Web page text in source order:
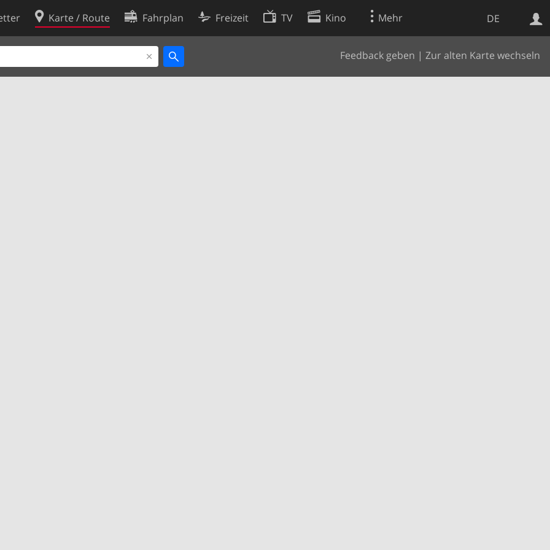
DE
Karte / Route Fahrplan Freizeit TV Kino Mehr
Feedback geben | Zur alten Karte wechseln
Websuche
Cookie-Richtlinie
Cookie-Einstellungen